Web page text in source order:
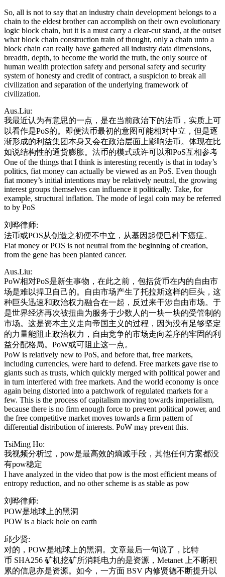
So, all is not to say that an industry chain development belongs to a
chain to the eldest brother can accomplish on their own evolutionary
logic block chain, but it is a must carry a clear-cut stand, at the outset
what block chain construction train of thought, only a chain unto a
block chain can really have gathered all industry data dimensions,
breadth, depth, to become the world the truth, the only source of
human wealth protection safety and personal safety and security
system of honesty and credit of contract, a suspicion to break all
civilization and separation of the underlying framework of
civilization.
Aus.Liu:
我最近认为有意思的一点，是在当前政治下的法币，实质上可
以看作是PoS的。即便法币最初的意图可能相对中立，但是逐
渐形成的利益集团本身又会在政治层面上影响法币。体现在比
如说结构性的通货膨胀。法币的模式或许可以和PoS互相参考
One of the things that I think is interesting recently is that in today’s
politics, fiat money can actually be viewed as an PoS. Even though
fiat money’s initial intentions may be relatively neutral, the growing
interest groups themselves can influence it politically. Take, for
example, structural inflation. The mode of legal coin may be referred
to by PoS
刘晔律师:
法币或POS从创造之初便不中立，从基因起便巳种下癌症。
Fiat money or POS is not neutral from the beginning of creation,
from the gene has been planted cancer.
Aus.Liu:
PoW相对PoS是新生事物，在此之前，包括货币在内的自由市
场是难以捍卫自己的。自由市场产生了托拉斯这样的巨头，这
种巨头迅速和政治权力融合在一起，反过来干涉自由市场。于
是世界经济再次被扭曲为服务于少数人的一块一块的受管制的
市场。这是资本主义走向帝国主义的过程，因为没有足够坚定
的力量能阻止政治权力，自由竞争的市场走向差序的牢固的利
益分配格局。PoW或可阻止这一点。
PoW is relatively new to PoS, and before that, free markets,
including currencies, were hard to defend. Free markets gave rise to
giants such as trusts, which quickly merged with political power and
in turn interfered with free markets. And the world economy is once
again being distorted into a patchwork of regulated markets for a
few. This is the process of capitalism moving towards imperialism,
because there is no firm enough force to prevent political power, and
the free competitive market moves towards a firm pattern of
differential distribution of interests. PoW may prevent this.
TsiMing Ho:
我视频分析过，pow是最高效的熵减手段，其他任何方案都没
有pow稳定
I have analyzed in the video that pow is the most efficient means of
entropy reduction, and no other scheme is as stable as pow
刘晔律师:
POW是地球上的黑洞
POW is a black hole on earth
邱少贤:
对的，POW是地球上的黑洞。文章最后一句说了，比特
币 SHA256 矿机挖矿所消耗电力的是资源，Metanet 上不断积
累的信息亦是资源。如今，一方面 BSV 内修贤德不断提升以